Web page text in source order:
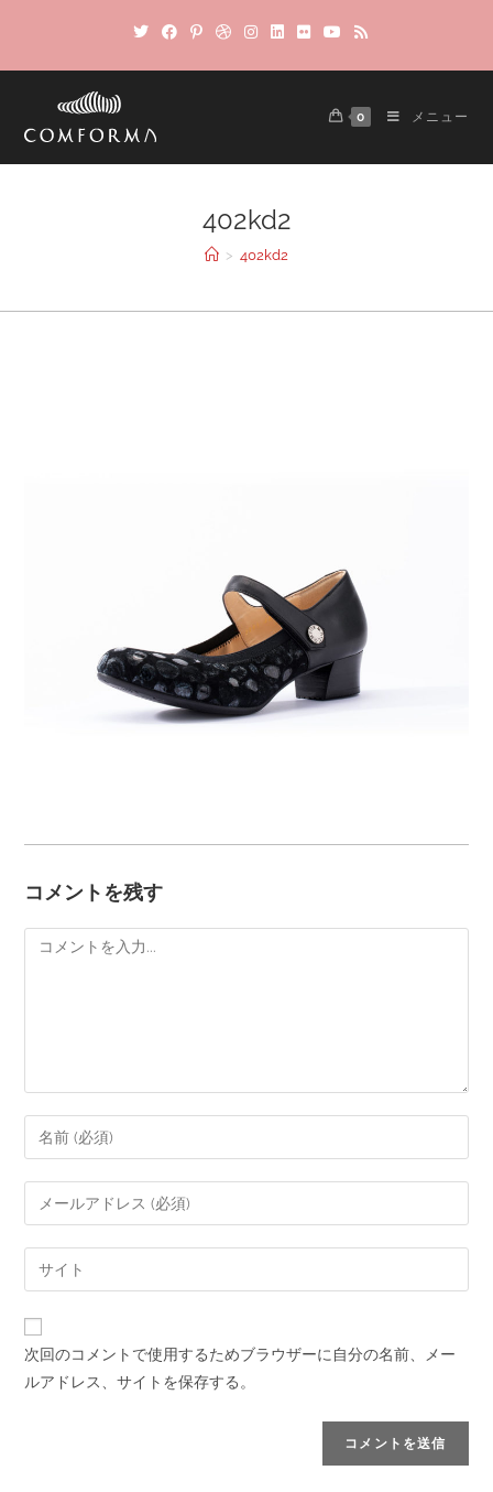
0 メニュー
402kd2
> 402kd2
コメントを残す
次回のコメントで使用するためブラウザーに自分の名前、メー
ルアドレス、サイトを保存する。